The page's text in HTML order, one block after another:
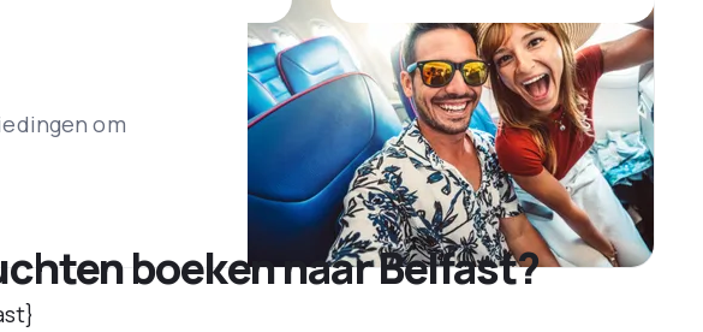
om
boeken naar Belfast?